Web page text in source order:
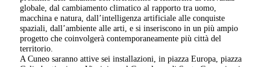
globale, dal cambiamento climatico al rapporto tra uomo,
macchina e natura, dall’intelligenza artificiale alle conquiste
spaziali, dall’ambiente alle arti, e si inseriscono in un più ampio
progetto che coinvolgerà contemporaneamente più città del
territorio.
A Cuneo saranno attive sei installazioni, in piazza Europa, piazza